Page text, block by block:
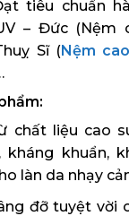
tiêu chuẩn
– Đức (Nệm
Sĩ (Nệm
chất liệu cao
kháng khuẩn,
làn da nhạy
đỡ tuyệt vời